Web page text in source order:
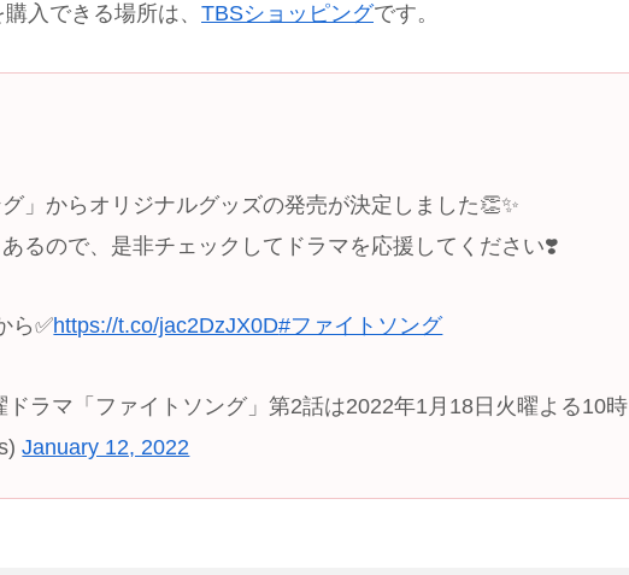
入できる場所は、 TBSショッピングです。
グ」からオリジナルグッズの発売が決定しました👏✨
るので、是非チェックしてドラマを応援してください❣️
ら✅https://t.co/jac2DzJX0D#ファイトソング
ラマ「ファイトソング」第2話は2022年1月18日火曜よる10時
January 12, 2022